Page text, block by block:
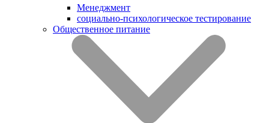
Менеджмент
социально-психологическое тестирование
Общественное питание